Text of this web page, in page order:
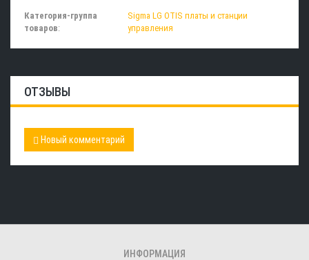
Категория-группа
товаров:
Sigma LG OTIS платы и станции
управления
ОТЗЫВЫ
Новый комментарий
ИНФОРМАЦИЯ